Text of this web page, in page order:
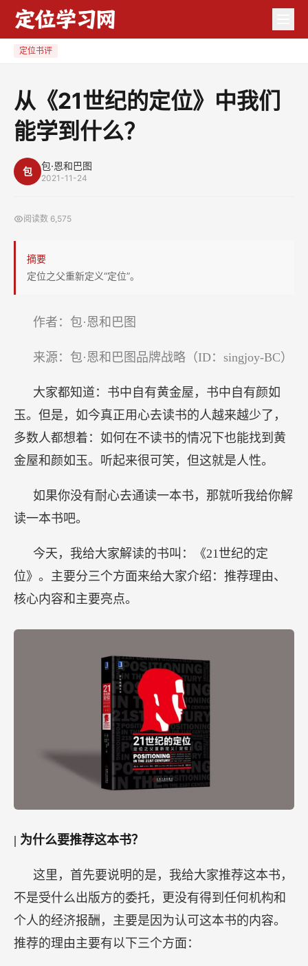
《21
位》
定位书评
从《21世纪的定位》中我们
能学到什么？
包 包·恩和巴图
2021-11-24
阅读数 6,575
摘要
定位之父重新定义“定位”。
作者：包·恩和巴图
来源：包·恩和巴图品牌战略（ID：singjoy-BC）
大家都知道：书中自有黄金屋，书中自有颜如
玉。但是，如今真正用心去读书的人越来越少了，
多数人都想着：如何在不读书的情况下也能找到黄
金屋和颜如玉。听起来很可笑，但这就是人性。
如果你没有耐心去通读一本书，那就听我给你解
读一本书吧。
今天，我给大家解读的书叫：《21世纪的定
位》。主要分三个方面来给大家介绍：推荐理由、
核心内容和主要亮点。
| 为什么要推荐这本书？
这里，首先要说明的是，我给大家推荐这本书，
不是受什么出版方的委托，更没有得到任何机构和
个人的经济报酬，主要是因为认可这本书的内容。
推荐的理由主要有以下三个方面：